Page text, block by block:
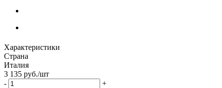
Характеристики
Страна
Италия
3 135 руб./шт
-
+